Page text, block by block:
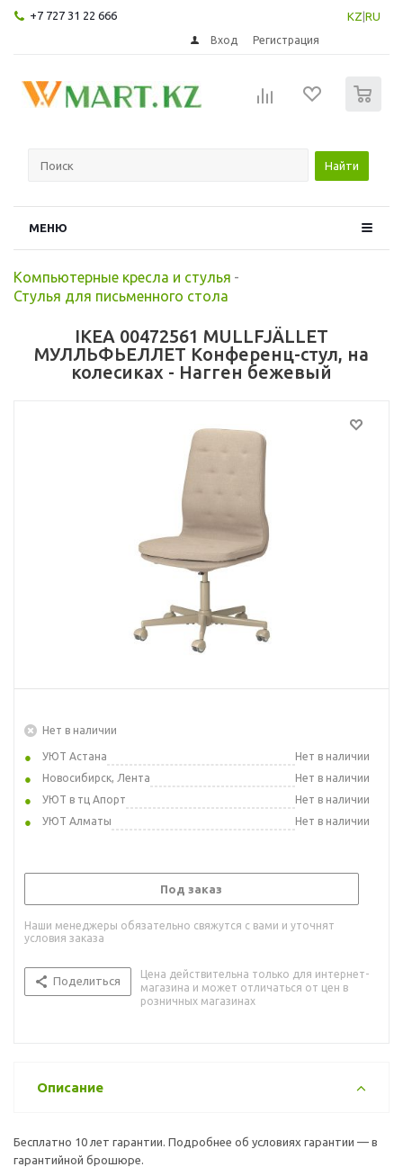
+7 727 31 22 666 KZ RU
Вход Регистрация
Найти
МЕНЮ
Компьютерные кресла и стулья -
Стулья для письменного стола
IKEA 00472561 MULLFJÄLLET
МУЛЛЬФЬЕЛЛЕТ Конференц-стул, на
колесиках - Нагген бежевый
Нет в наличии
УЮТ Астана
Нет в наличии
Новосибирск, Лента
Нет в наличии
УЮТ в тц Апорт
Нет в наличии
УЮТ Алматы
Нет в наличии
Под заказ
Наши менеджеры обязательно свяжутся с вами и уточнят
условия заказа
Поделиться
Цена действительна только для интернет-
магазина и может отличаться от цен в
розничных магазинах
Описание
Бесплатно 10 лет гарантии. Подробнее об условиях гарантии — в
гарантийной брошюре.